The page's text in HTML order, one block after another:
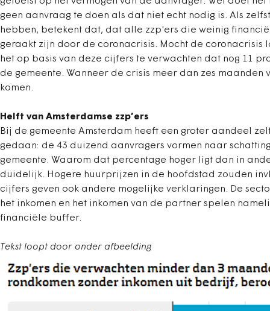
geen aanvraag te doen als dat niet echt nodig is. Als
hebben, betekent dat, dat alle zzp'ers die weinig
geraakt zijn door de coronacrisis. Mocht de coronacrisis
het op basis van deze cijfers te verwachten dat nog 11
de gemeente. Wanneer de crisis meer dan zes
komen.
Helft van Amsterdamse zzp’ers
Bij de gemeente Amsterdam heeft een groter aandeel
gedaan: de 43 duizend aanvragers vormen naar
gemeente. Waarom dat percentage hoger ligt dan in
duidelijk. Hogere huurprijzen in de hoofdstad zouden
cijfers geven ook andere mogelijke verklaringen. De
het inkomen en het inkomen van de partner spelen
financiële buffer.
Tekst loopt door onder afbeelding